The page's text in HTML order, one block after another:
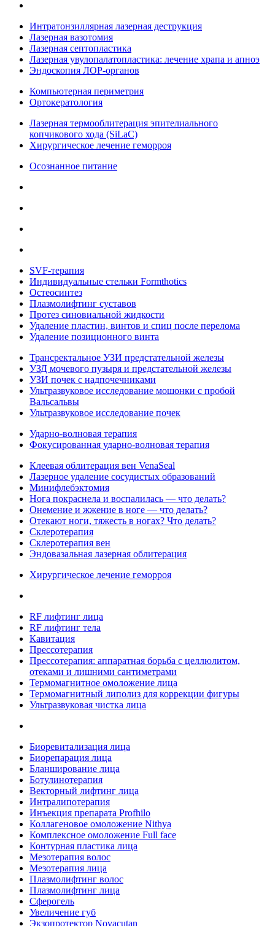
Интратонзиллярная лазерная деструкция
Лазерная вазотомия
Лазерная септопластика
Лазерная увулопалатопластика: лечение храпа и апноэ
Эндоскопия ЛОР-органов
Компьютерная периметрия
Ортокератология
Лазерная термооблитерация эпителиального
копчикового хода (SiLaC)
Хирургическое лечение геморроя
Осознанное питание
SVF-терапия
Индивидуальные стельки Formthotics
Остеосинтез
Плазмолифтинг суставов
Протез синовиальной жидкости
Удаление пластин, винтов и спиц после перелома
Удаление позиционного винта
Трансректальное УЗИ предстательной железы
УЗД мочевого пузыря и предстательной железы
УЗИ почек с надпочечниками
Ультразвуковое исследование мошонки с пробой
Вальсальвы
Ультразвуковое исследование почек
Ударно-волновая терапия
Фокусированная ударно-волновая терапия
Клеевая облитерация вен VenaSeal
Лазерное удаление сосудистых образований
Минифлебэктомия
Нога покраснела и воспалилась — что делать?
Онемение и жжение в ноге — что делать?
Отекают ноги, тяжесть в ногах? Что делать?
Склеротерапия
Склеротерапия вен
Эндовазальная лазерная облитерация
Хирургическое лечение геморроя
RF лифтинг лица
RF лифтинг тела
Кавитация
Прессотерапия
Прессотерапия: аппаратная борьба с целлюлитом,
отеками и лишними сантиметрами
Термомагнитное омоложение лица
Термомагнитный липолиз для коррекции фигуры
Ультразвуковая чистка лица
Биоревитализация лица
Биорепарация лица
Бланширование лица
Ботулинотерапия
Векторный лифтинг лица
Интралипотерапия
Инъекция препарата Profhilo
Коллагеновое омоложение Nithya
Комплексное омоложение Full face
Контурная пластика лица
Мезотерапия волос
Мезотерапия лица
Плазмолифтинг волос
Плазмолифтинг лица
Сферогель
Увеличение губ
Экзопротектор Novacutan